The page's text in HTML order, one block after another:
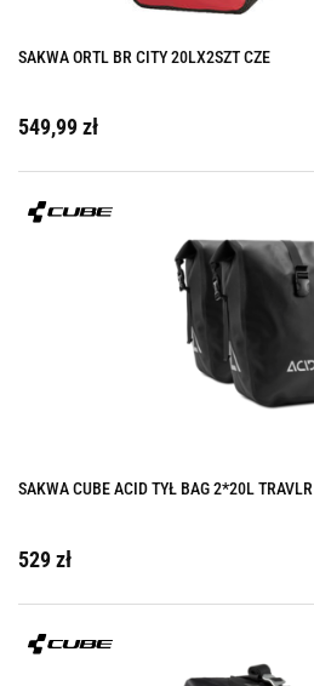
SAKWA ORTL BR CITY 20LX2SZT CZE
549,99 zł
SAKWA CUBE ACID TYŁ BAG 2*20L TRAVLR
529 zł